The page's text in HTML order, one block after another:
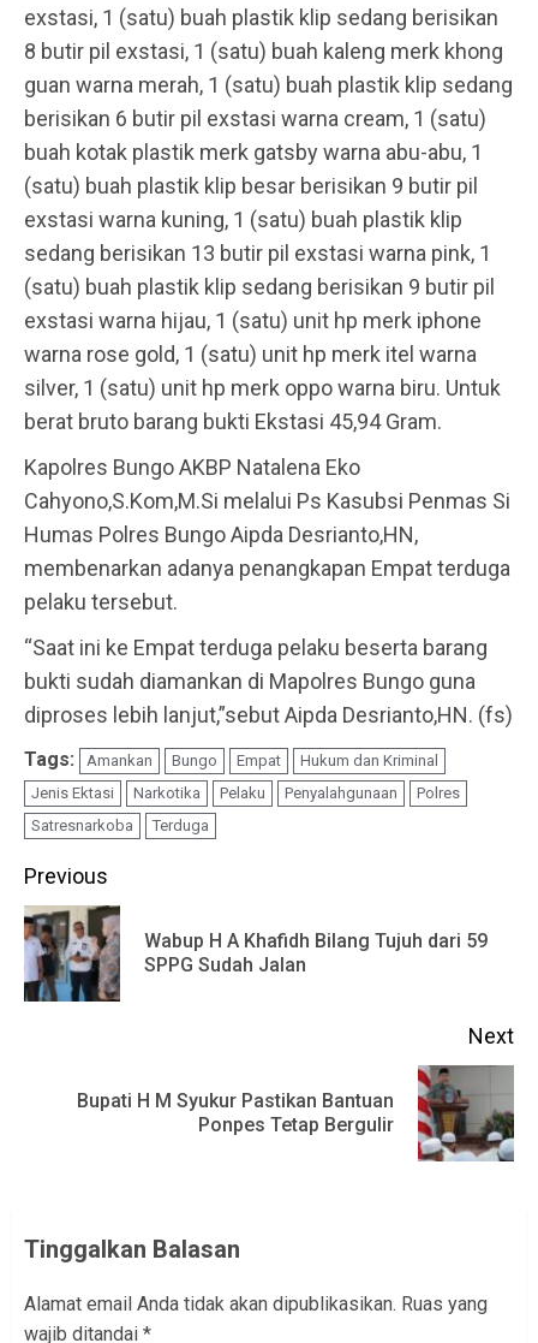
exstasi, 1 (satu) buah plastik klip sedang berisikan
8 butir pil exstasi, 1 (satu) buah kaleng merk khong
guan warna merah, 1 (satu) buah plastik klip sedang
berisikan 6 butir pil exstasi warna cream, 1 (satu)
buah kotak plastik merk gatsby warna abu-abu, 1
(satu) buah plastik klip besar berisikan 9 butir pil
exstasi warna kuning, 1 (satu) buah plastik klip
sedang berisikan 13 butir pil exstasi warna pink, 1
(satu) buah plastik klip sedang berisikan 9 butir pil
exstasi warna hijau, 1 (satu) unit hp merk iphone
warna rose gold, 1 (satu) unit hp merk itel warna
silver, 1 (satu) unit hp merk oppo warna biru. Untuk
berat bruto barang bukti Ekstasi 45,94 Gram.
Kapolres Bungo AKBP Natalena Eko
Cahyono,S.Kom,M.Si melalui Ps Kasubsi Penmas Si
Humas Polres Bungo Aipda Desrianto,HN,
membenarkan adanya penangkapan Empat terduga
pelaku tersebut.
“Saat ini ke Empat terduga pelaku beserta barang
bukti sudah diamankan di Mapolres Bungo guna
diproses lebih lanjut,”sebut Aipda Desrianto,HN. (fs)
Tags: Amankan Bungo Empat
Hukum dan Kriminal
Jenis Ektasi
Narkotika Pelaku Penyalahgunaan
Polres
Satresnarkoba
Terduga
Continue
Reading
Previous
Wabup H A Khafidh Bilang Tujuh dari 59
SPPG Sudah Jalan
Next
Bupati H M Syukur Pastikan Bantuan
Ponpes Tetap Bergulir
Tinggalkan Balasan
Alamat email Anda tidak akan dipublikasikan. Ruas yang
wajib ditandai *